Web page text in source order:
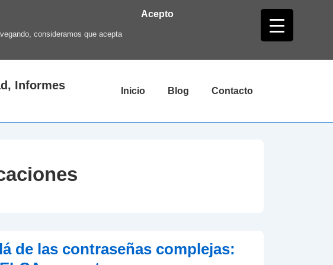
consideramos que acepta
Acepto
Informes
Navegación
Inicio Blog Contacto
de las contraseñas complejas: